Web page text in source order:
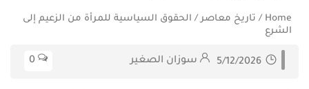
Home
/ تاريخ معاصر / الحقوق السياسية للمرأة من الزعيم إلى
الشرع
سوزان الصغير